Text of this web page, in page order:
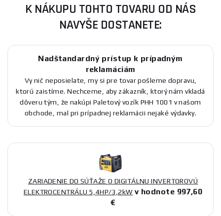
K NÁKUPU TOHTO TOVARU OD NÁS
NAVYŠE DOSTANETE:
Nadštandardný prístup k prípadným
reklamáciám
Vy nič neposielate, my si pre tovar pošleme dopravu,
ktorú zaistíme. Nechceme, aby zákazník, ktorý nám vkladá
dôveru tým, že nakúpi Paletový vozík PHH 1001 v našom
obchode, mal pri prípadnej reklamácii nejaké výdavky.
ZARIADENIE DO SÚŤAŽE O DIGITÁLNU INVERTOROVÚ
ELEKTROCENTRÁLU 5,4HP/3,2kW v hodnote 997,60
€